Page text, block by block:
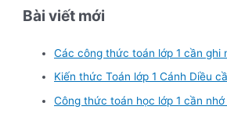
Bài viết mới
Các công thức toán lớp 1 cần ghi
Kiến thức Toán lớp 1 Cánh Diều
Công thức toán học lớp 1 cần